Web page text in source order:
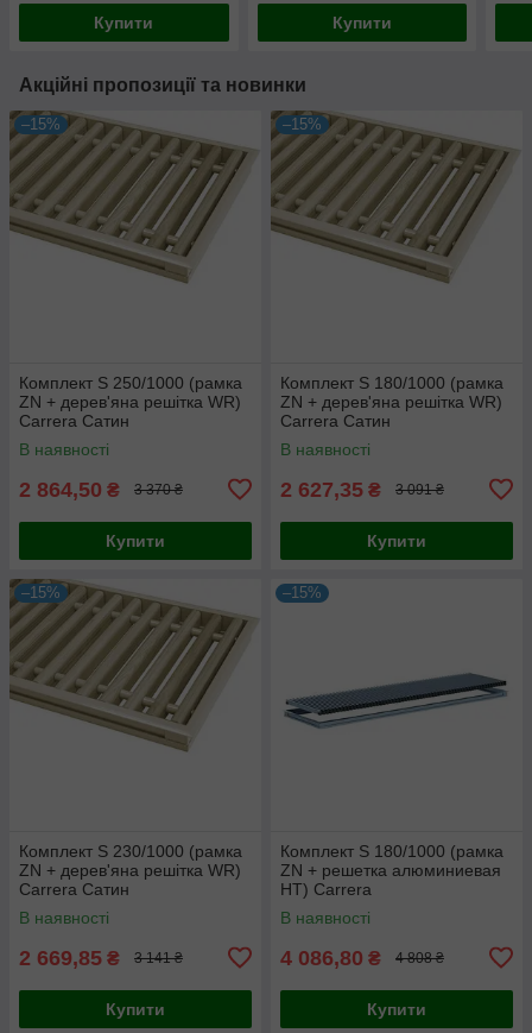
Купити Купити
Акційні пропозиції та новинки
–15%
Комплект S 250/1000 (рамка
ZN + дерев'яна решітка WR)
Carrera Сатин
В наявності
2 864,50 ₴ 3 370 ₴
Купити
–15%
Комплект S 180/1000 (рамка
ZN + дерев'яна решітка WR)
Carrera Сатин
В наявності
2 627,35 ₴ 3 091 ₴
Купити
–15%
Комплект S 230/1000 (рамка
ZN + дерев'яна решітка WR)
Carrera Сатин
В наявності
2 669,85 ₴ 3 141 ₴
Купити
–15%
Комплект S 180/1000 (рамка
ZN + решетка алюминиевая
НТ) Carrera
В наявності
4 086,80 ₴ 4 808 ₴
Купити